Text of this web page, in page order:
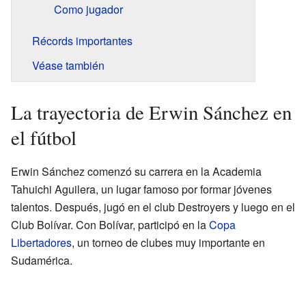
Como jugador
Récords importantes
Véase también
La trayectoria de Erwin Sánchez en
el fútbol
Erwin Sánchez comenzó su carrera en la Academia
Tahuichi Aguilera, un lugar famoso por formar jóvenes
talentos. Después, jugó en el club Destroyers y luego en el
Club Bolívar. Con Bolívar, participó en laCopa
Libertadores, un torneo de clubes muy importante en
Sudamérica.